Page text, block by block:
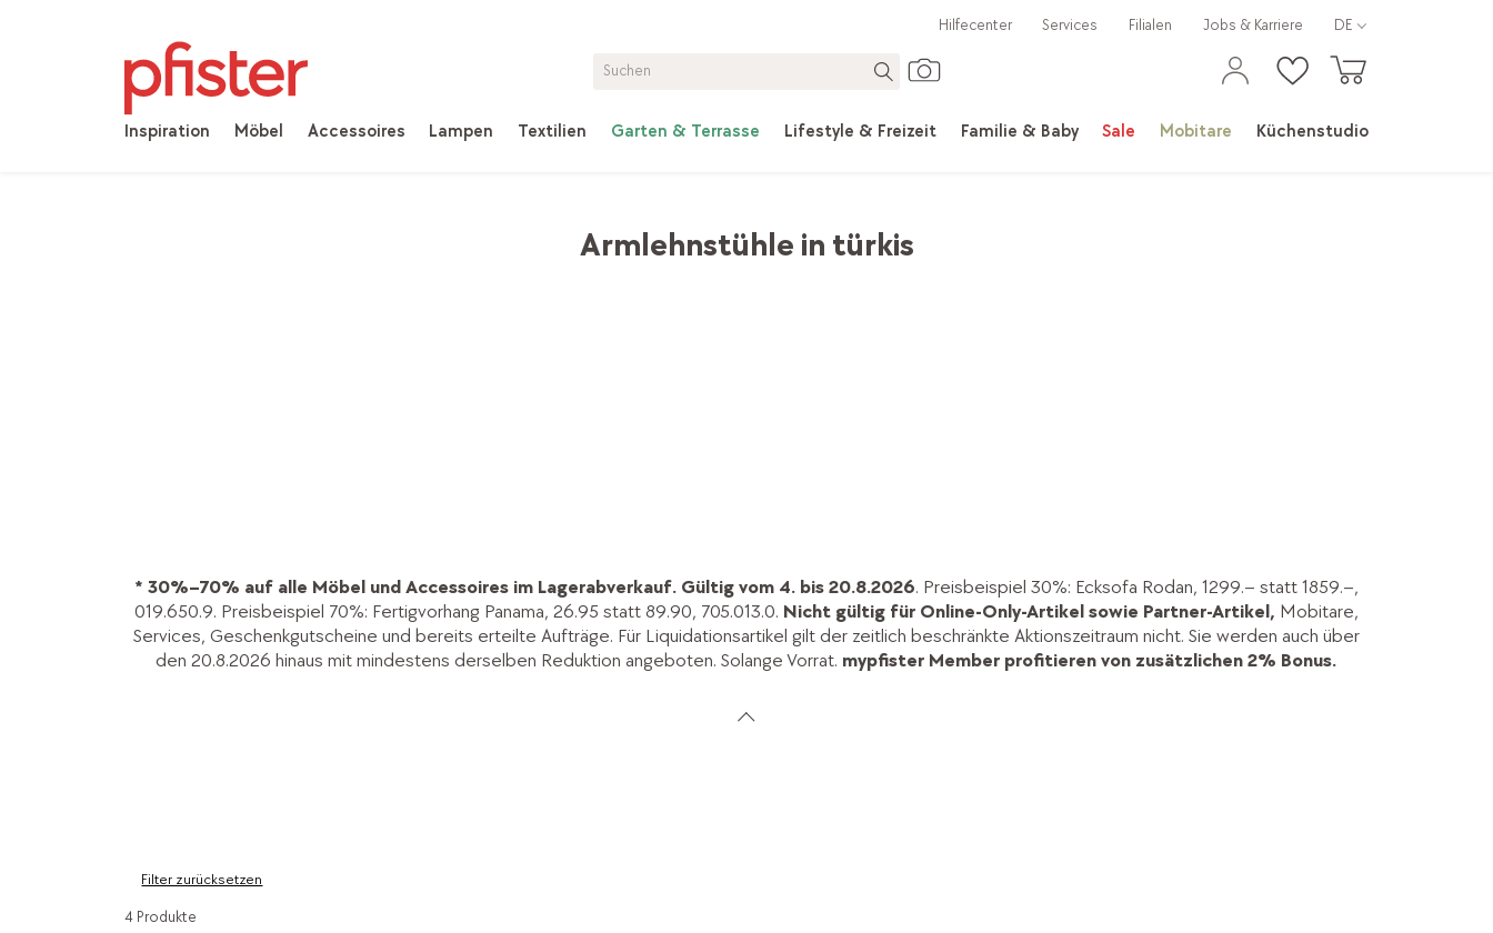
Inspiration Möbel Accessoires Lampen Textilien Garten & Terrasse Lifestyle & Freizeit Familie & Baby Sale Mobitare Küchenstudio
Hilfecenter Services Filialen Jobs & Karriere DE
Armlehnstühle in türkis
* 30%–70% auf alle Möbel und Accessoires im Lagerabverkauf. Gültig vom 4. bis 20.8.2026. Preisbeispiel 30%: Ecksofa Rodan, 1299.– statt 1859.–,
019.650.9. Preisbeispiel 70%: Fertigvorhang Panama, 26.95 statt 89.90, 705.013.0. Nicht gültig für Online-Only-Artikel sowie Partner-Artikel, Mobitare,
Services, Geschenkgutscheine und bereits erteilte Aufträge. Für Liquidationsartikel gilt der zeitlich beschränkte Aktionszeitraum nicht. Sie werden auch über
den 20.8.2026 hinaus mit mindestens derselben Reduktion angeboten. Solange Vorrat. mypfister Member profitieren von zusätzlichen 2% Bonus.
Filter zurücksetzen
4 Produkte